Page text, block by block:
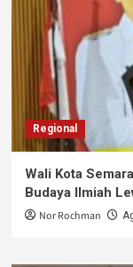
Regional
Wali Kota
Budaya Ilmiah
Nor Rochman